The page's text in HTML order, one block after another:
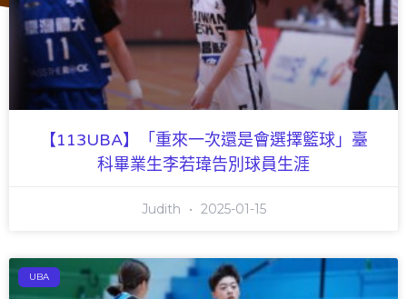
【113UBA】「重來一次還是會選擇籃球」臺
科畢業生李若瑋告別球員生涯
Judith 2025-01-15
UBA